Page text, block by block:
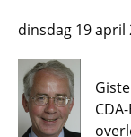
dinsdag 19 april